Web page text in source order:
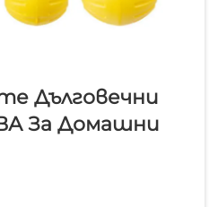
Дълговечни
За Домашни